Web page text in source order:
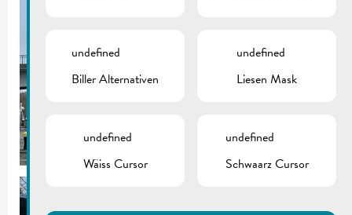
undefined
Biller Alternativen
undefined
Liesen Mask
undefined
Wäiss Cursor
undefined
Schwaarz Cursor